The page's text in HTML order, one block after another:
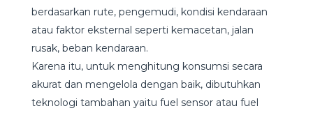
berdasarkan rute, pengemudi, kondisi kendaraan
atau faktor eksternal seperti kemacetan, jalan
rusak, beban kendaraan.
Karena itu, untuk menghitung konsumsi secara
akurat dan mengelola dengan baik, dibutuhkan
teknologi tambahan yaitu fuel sensor atau fuel